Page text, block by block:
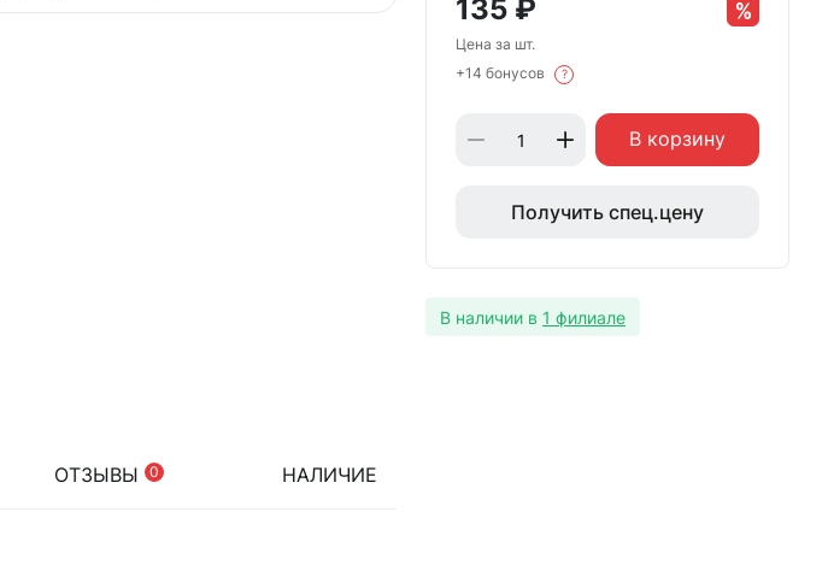
ОТЗЫВЫ 0 НАЛИЧИЕ
135 ₽
Цена за шт.
+14 бонусов
?
В корзину
Получить спец.цену
В наличии в 1 филиале